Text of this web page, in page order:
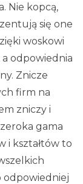
Nie kopcą,
się one
woskowi
a odpowiednia
Znicze
firm na
zniczy i
gama
i kształtów to
odpowiedniej